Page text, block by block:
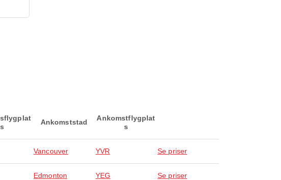
s
Ankomststad
Ankomstflygplat
s
Vancouver YVR Se priser
Edmonton YEG Se priser